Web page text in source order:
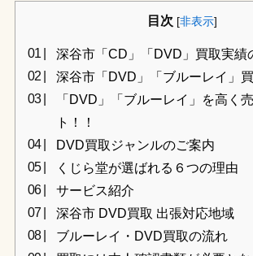
目次 [非表示]
深谷市「CD」「DVD」買取実績
深谷市「DVD」「ブルーレイ」
「DVD」「ブルーレイ」を高く
ト！！
DVD買取ジャンルのご案内
くじら堂が選ばれる６つの理由
サービス紹介
深谷市 DVD買取 出張対応地域
ブルーレイ・DVD買取の流れ